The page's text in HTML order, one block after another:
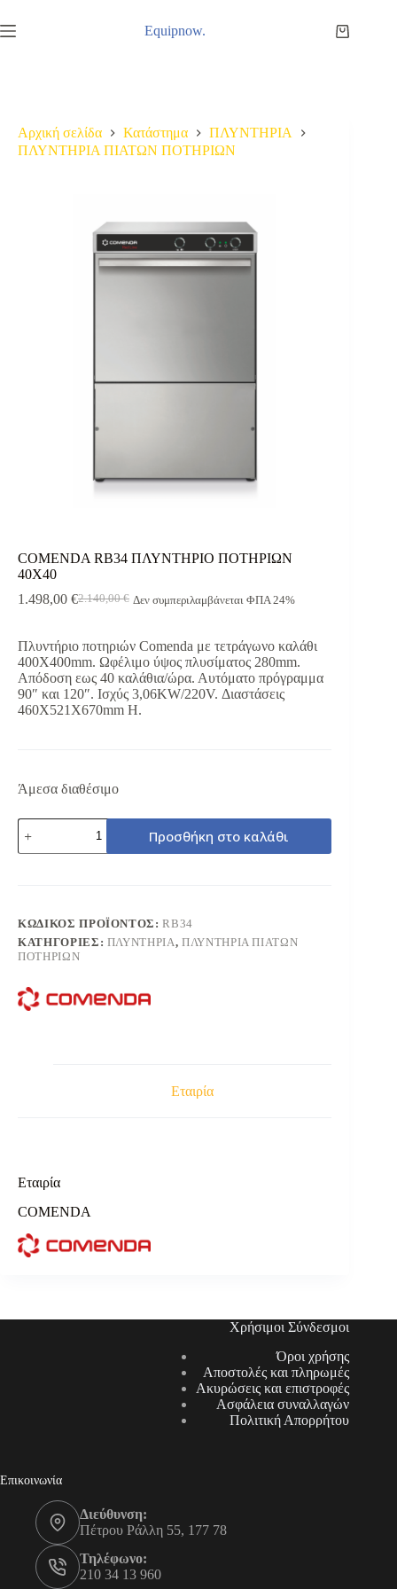
στο
περιεχόμενο
Equipnow.
Καλάθι
Αρχική σελίδα Κατάστημα
ΠΛΥΝΤΗΡΙΑ
ΠΛΥΝΤΗΡΙΑ ΠΙΑΤΩΝ ΠΟΤΗΡΙΩΝ
COMENDA RB34 ΠΛΥΝΤΗΡΙΟ ΠΟΤΗΡΙΩΝ
40Χ40
2.140,00€
Original
2.140,00 €.
1.498,00 €
Η
είναι:
1.498,00 €.
Δεν συμπεριλαμβάνεται ΦΠΑ 24%
Πλυντήριο ποτηριών Comenda με τετράγωνο καλάθι
400Χ400mm. Ωφέλιμο ύψος πλυσίματος 280mm.
Απόδοση εως 40 καλάθια/ώρα. Αυτόματο πρόγραμμα
90″ και 120″. Ισχύς 3,06KW/220V. Διαστάσεις
460Χ521Χ670mm H.
Άμεσα διαθέσιμο
COMENDA
RB34
ΠΛΥΝΤΗΡΙΟ
Προσθήκη στο καλάθι
ΚΩΔΙΚΌΣ ΠΡΟΪΌΝΤΟΣ:RB34
ΚΑΤΗΓΟΡΊΕΣ: ΠΛΥΝΤΗΡΙΑ, ΠΛΥΝΤΗΡΙΑ ΠΙΑΤΩΝ
ΠΟΤΗΡΙΩΝ
Εταιρία
Εταιρία
COMENDA
Χρήσιμοι Σύνδεσμοι
Όροι χρήσης
Αποστολές και πληρωμές
Ακυρώσεις και επιστροφές
Ασφάλεια συναλλαγών
Πολιτική Απορρήτου
Επικοινωνία
Διεύθυνση:
Πέτρου Ράλλη 55, 177 78
Τηλέφωνο:
210 34 13 960